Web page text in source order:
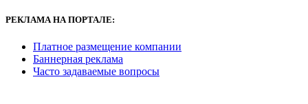
РЕКЛАМАНА ПОРТАЛЕ:
Платное размещение компании
Баннерная реклама
Часто задаваемые вопросы